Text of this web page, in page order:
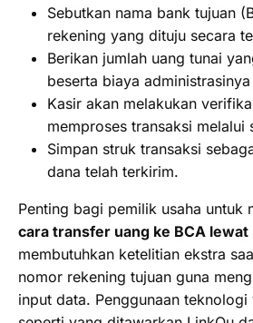
Sebutkan nama bank tujuan
rekening yang dituju secara
Berikan jumlah uang tunai
beserta biaya
Kasir akan melakukan
memproses transaksi melalui
Simpan struk transaksi
dana telah terkirim.
Penting bagi pemilik usaha untuk
cara transfer uang ke BCA
membutuhkan ketelitian ekstra
nomor rekening tujuan guna
input data. Penggunaan